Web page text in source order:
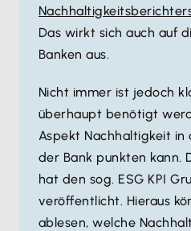
Das wirkt sich auch auf
Banken aus.
Nicht immer ist jedoch
überhaupt benötigt
Aspekt Nachhaltigkeit
der Bank punkten kann.
hat den sog. ESG KPI
veröffentlicht. Hieraus
ablesen, welche